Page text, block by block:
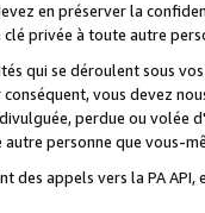
en préserver la
privée à toute autre
qui se déroulent sous
vous devez
perdue ou volée
personne que vous-
des appels vers la PA